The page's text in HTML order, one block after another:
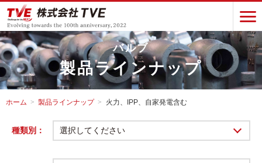
バルブ
製品ラインナップ
ホーム 製品ラインナップ 火力、IPP、自家発電含む
種類別： 選択してください